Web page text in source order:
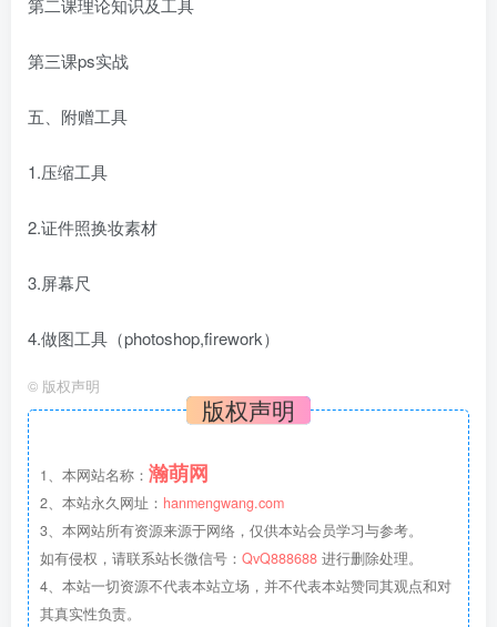
第三课ps实战
五、附赠工具
1.压缩工具
2.证件照换妆素材
3.屏幕尺
4.做图工具（photoshop,firework）
© 版权声明
版权声明
1、本网站名称： 瀚萌网
2、本站永久网址： hanmengwang.com
3、本网站所有资源来源于网络，仅供本站会员学习与参考。
如有侵权，请联系站长微信号： QvQ888688 进行删除处理。
4、本站一切资源不代表本站立场，并不代表本站赞同其观点和对
其真实性负责。